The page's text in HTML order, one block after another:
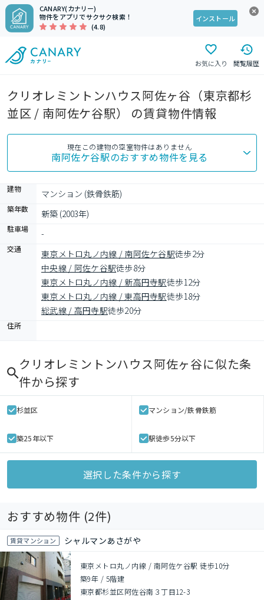
CANARY(カナリー)
物件をアプリでサクサク検索！
(4.8)
インストール
お気に入り 閲覧履歴
クリオレミントンハウス阿佐ヶ谷（東京都杉
並区 / 南阿佐ケ谷駅） の賃貸物件情報
現在この建物の空室物件はありません
南阿佐ケ谷駅のおすすめ物件を見る
建物 マンション (鉄骨鉄筋)
築年数 新築 (2003年)
駐車場 -
交通 東京メトロ丸ノ内線 / 南阿佐ケ谷駅徒歩2分
中央線 / 阿佐ケ谷駅徒歩8分
東京メトロ丸ノ内線 / 新高円寺駅徒歩12分
東京メトロ丸ノ内線 / 東高円寺駅徒歩18分
総武線 / 高円寺駅徒歩20分
住所
クリオレミントンハウス阿佐ヶ谷に似た条
件から探す
杉並区 マンション/鉄骨鉄筋
築25年以下 駅徒歩5分以下
選択した条件から探す
おすすめ物件 (2件)
賃貸マンション シャルマンあさがや
東京メトロ丸ノ内線 / 南阿佐ケ谷駅 徒歩10分
築9年 / 5階建
東京都杉並区阿佐谷南３丁目12-3